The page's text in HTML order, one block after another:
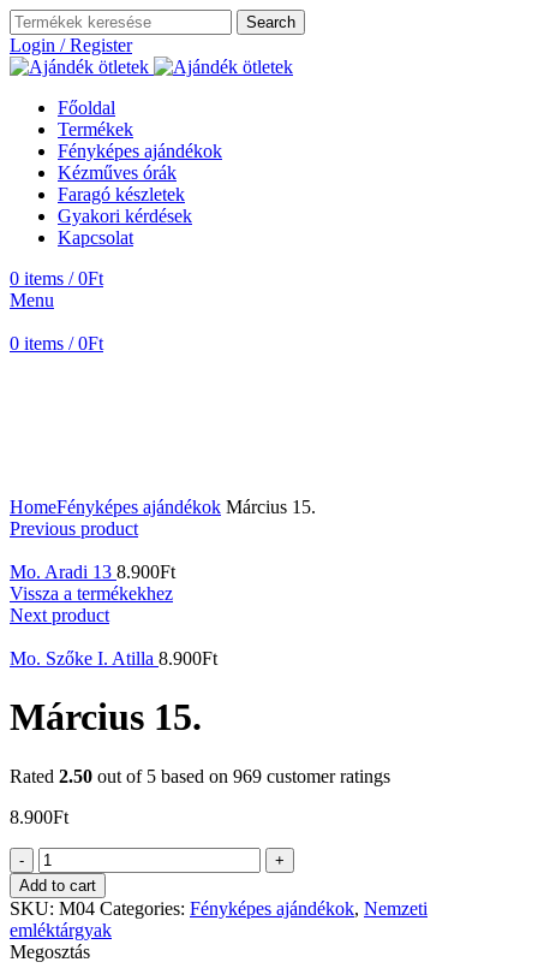
Search
Login / Register
Főoldal
Termékek
Fényképes ajándékok
Kézműves órák
Faragó készletek
Gyakori kérdések
Kapcsolat
0 items / 0Ft
Menu
0 items / 0Ft
HomeFényképes ajándékok Március 15.
Previous product
Mo. Aradi 13 8.900Ft
Vissza a termékekhez
Next product
Mo. Szőke I. Atilla 8.900Ft
Március 15.
Rated 2.50 out of 5 based on 969 customer ratings
8.900Ft
Március
15.
quantity
Add to cart
SKU: M04 Categories: Fényképes ajándékok, Nemzeti
emléktárgyak
Megosztás